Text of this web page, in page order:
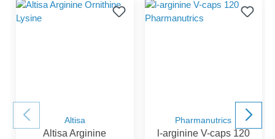
Altisa
Altisa Arginine
Pharmanutrics
l-arginine V-caps 120